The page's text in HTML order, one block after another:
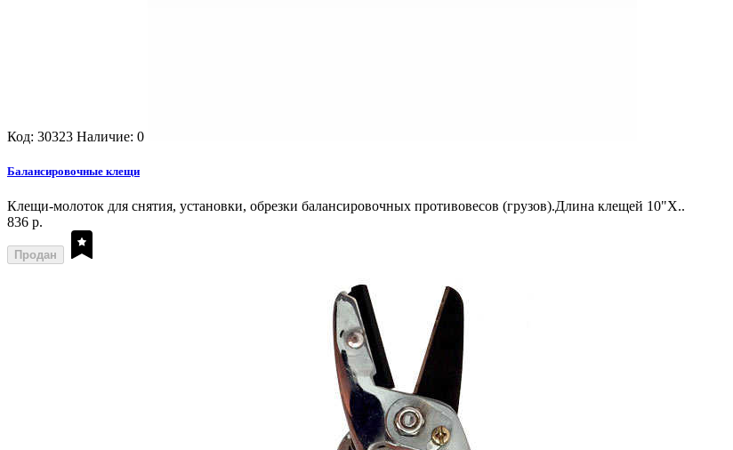
Код: 30323 Наличие: 0
Балансировочные клещи
Клещи-молоток для снятия, установки, обрезки балансировочных противовесов (грузов).Длина клещей 10"Х..
836 р.
Продан